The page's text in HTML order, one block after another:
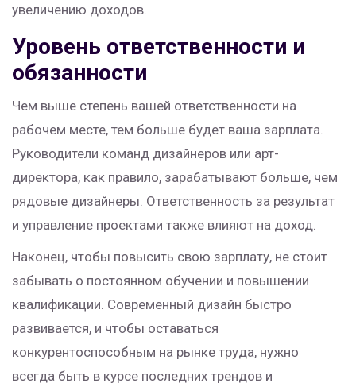
увеличению доходов.
Уровень ответственности и
обязанности
Чем выше степень вашей ответственности на
рабочем месте, тем больше будет ваша зарплата.
Руководители команд дизайнеров или арт-
директора, как правило, зарабатывают больше, чем
рядовые дизайнеры. Ответственность за результат
и управление проектами также влияют на доход.
Наконец, чтобы повысить свою зарплату, не стоит
забывать о постоянном обучении и повышении
квалификации. Современный дизайн быстро
развивается, и чтобы оставаться
конкурентоспособным на рынке труда, нужно
всегда быть в курсе последних трендов и